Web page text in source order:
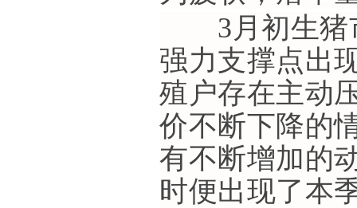
3月初生猪市
强力支撑点出
殖户存在主动
价不断下降的
有不断增加的
时便出现了本